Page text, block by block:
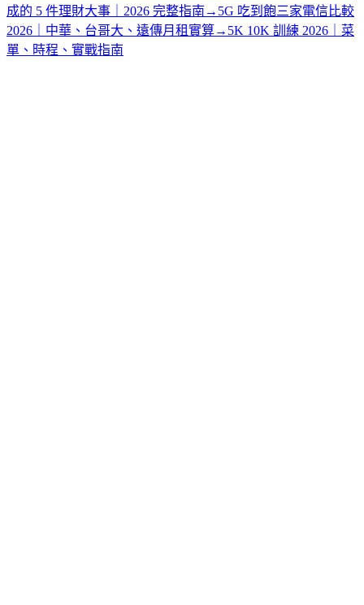
成的 5 件理財大事｜2026 完整指南 → 5G 吃到飽三家電信比較
2026｜中華、台哥大、遠傳月租實算→ 5K 10K 訓練 2026｜菜
單、時程、實戰指南